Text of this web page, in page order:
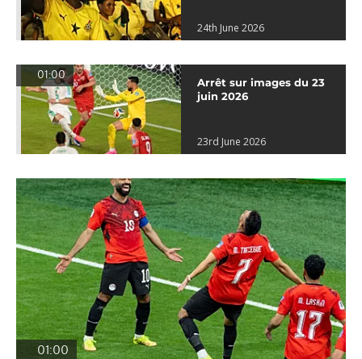
24th June 2026
01:00
Arrêt sur images du 23
juin 2026
23rd June 2026
01:00